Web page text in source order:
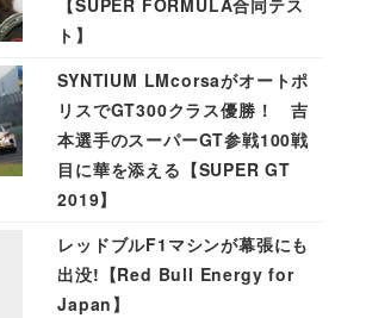
【SUPER FORMULA合同テス
ト】
SYNTIUM LMcorsaがオートポ
リスでGT300クラス優勝！ 吉
本選手のスーパーGT参戦100戦
目に華を添える【SUPER GT
2019】
レッドブルF1マシンが幕張にも
出没!【Red Bull Energy for
Japan】